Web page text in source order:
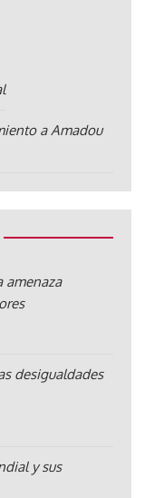
a Amadou
amenaza
desigualdades
y sus